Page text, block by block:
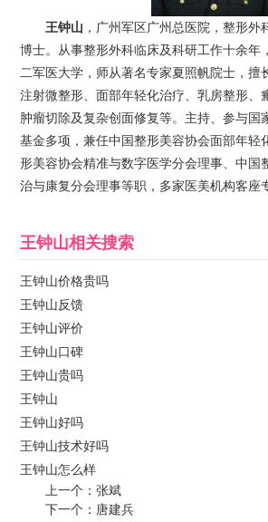
王钟山 ，广州军区广州总医院，整形外
博士。从事整形外科临床及科研工作十余年
二军医大学，师从著名专家夏照帆院士，擅
注射微整形、面部年轻化治疗、乳房整形、
肿瘤切除及复杂创面修复等。主持、参与国
基金多项，兼任中国整形美容协会面部年轻
形美容协会精准与数字医学分会理事、中国
治与康复分会理事等职，多家医美机构客座
王钟山相关搜索
王钟山价格贵吗
王钟山反馈
王钟山评价
王钟山口碑
王钟山贵吗
王钟山
王钟山好吗
王钟山技术好吗
王钟山怎么样
上一个：张斌
下一个： 唐建兵